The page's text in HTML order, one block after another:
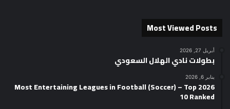
Most Viewed Posts
أبريل 27, 2026
بطولات نادي الهلال السعودي
يناير 6, 2026
2026 Most Entertaining Leagues in Football (Soccer) – Top
10 Ranked